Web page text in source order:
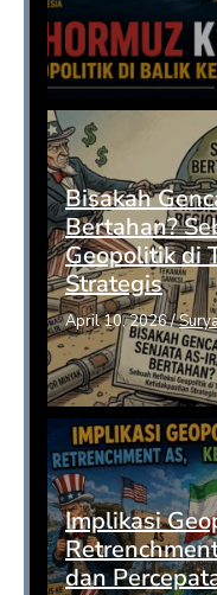
Bisakah
Bertahan?
Geopolitik di
Strategis
April 10, 2026/
Implikasi
dan